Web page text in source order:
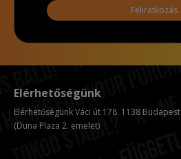
Feliratkozás
Elérhetőségünk
Elérhetőségünk Váci út 178. 1138 Budapest
(Duna Plaza 2. emelet)